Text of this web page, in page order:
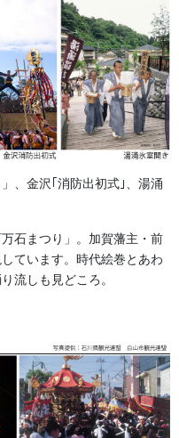
生地を販売しております！
から！
わせください。
佐は12月～4月末まで
業。
せ
、金沢｢消防出初式｣、湯涌
石まつり」。加賀藩主・前
ています。時代絵巻とあわ
流しも見どころ。